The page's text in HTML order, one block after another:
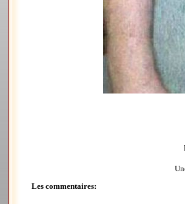
Les commentaires: